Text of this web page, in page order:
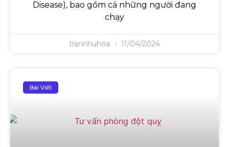
Disease), bao gồm cả những người đang
chạy
trannhuhoa 11/04/2024
Bài Viết